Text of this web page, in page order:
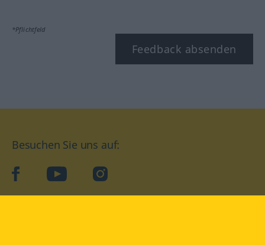
*Pflichtfeld
Feedback absenden
Besuchen Sie uns auf:
facebookYouTube Instagram